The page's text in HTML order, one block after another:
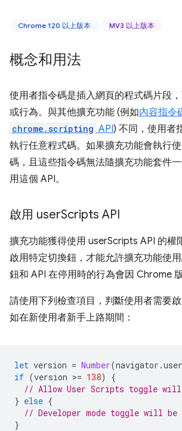
Chrome 120 以上版本 MV3 以上版本
概念和用法
使用者指令碼是插入網頁的程式碼片段
或行為。與其他擴充功能 (例如內容指令
chrome.scripting API) 不同，使用者
執行任意程式碼。如果擴充功能會執行
碼，且這些指令碼無法隨擴充功能套件
用這個 API。
啟用 userScripts API
擴充功能獲得使用 userScripts API 的權
啟用特定切換鈕，才能允許擴充功能使
鈕和 API 在停用時的行為會因 Chrome 版
請使用下列檢查項目，判斷使用者需要
如在新使用者新手上路期間：
let version = Number(navigator .
if (version >= 138)
{
// Allow User Scripts toggle will
} else {
// Developer mode toggle will be
}